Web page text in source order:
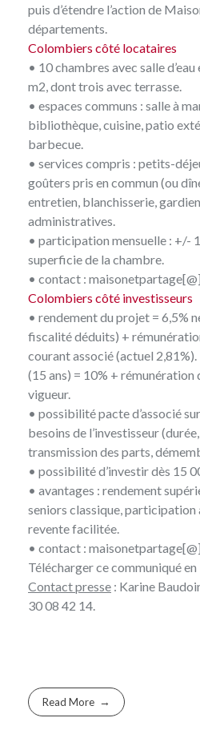
puis d’étendre l’action de
départements.
Colombiers côté locataires
• 10 chambres avec salle
m2, dont trois avec terrasse.
• espaces communs : salle à
bibliothèque, cuisine, patio
barbecue.
• services compris : petits-
goûters pris en commun (ou
entretien, blanchisserie,
administratives.
• participation mensuelle : +/-
superficie de la chambre.
• contact :
Colombiers côté investisseurs
• rendement du projet = 6,5%
fiscalité déduits) +
courant associé (actuel
(15 ans) = 10% + rémunération
vigueur.
• possibilité pacte d’associé
besoins de l’investisseur
transmission des parts,
• possibilité d’investir dès 15
• avantages : rendement
seniors classique, participation
revente facilitée.
• contact :
Téléchargerce communiqué en
Contact presse : Karine
30 08 42 14.
Read More